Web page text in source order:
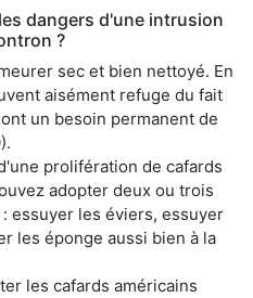
dangers d'une intrusion
?
sec et bien nettoyé. En
aisément refuge du fait
un besoin permanent de
prolifération de cafards
adopter deux ou trois
essuyer les éviers, essuyer
les éponge aussi bien à la
les cafards américains